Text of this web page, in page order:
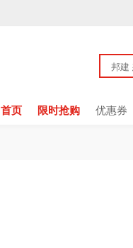
首页 限时抢购 优惠券